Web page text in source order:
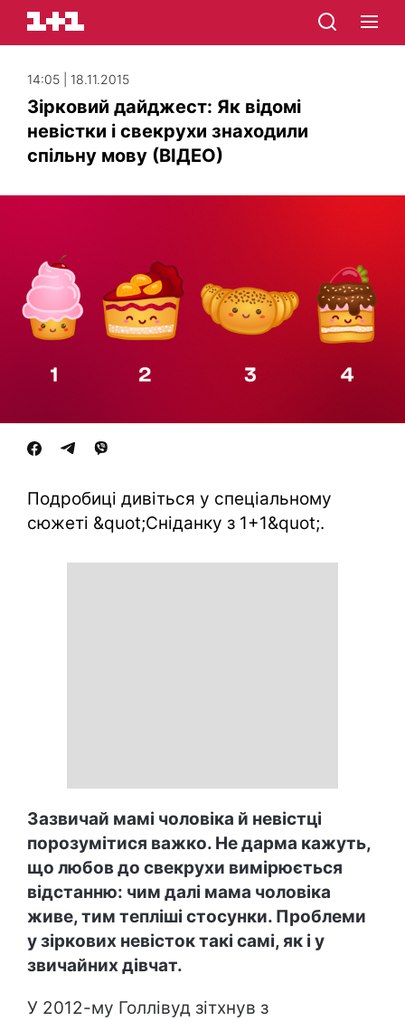
14:05 | 18.11.2015
Зірковий дайджест: Як відомі
невістки і свекрухи знаходили
спільну мову (ВІДЕО)
Подробиці дивіться у спеціальному
сюжеті &quot;Сніданку з 1+1&quot;.
Зазвичай мамі чоловіка й невістці
порозумітися важко. Не дарма кажуть,
що любов до свекрухи вимірюється
відстанню: чим далі мама чоловіка
живе, тим тепліші стосунки. Проблеми
у зіркових невісток такі самі, як і у
звичайних дівчат.
У 2012-му Голлівуд зітхнув з